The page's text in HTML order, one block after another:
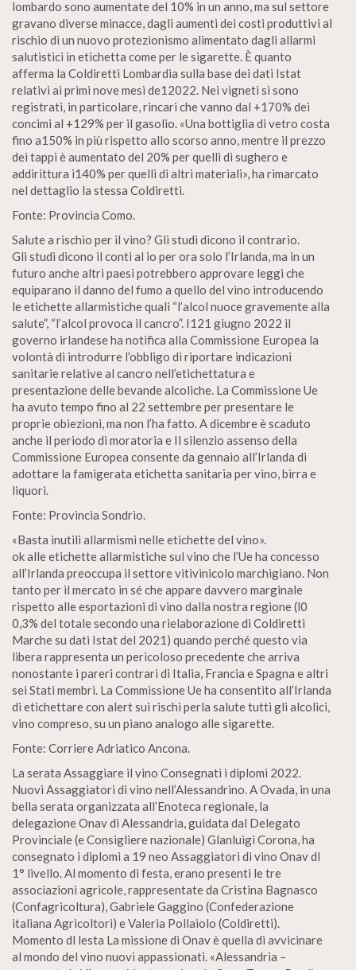
lombardo sono aumentate del 10% in un anno, ma sul settore
gravano diverse minacce, dagli aumenti dei costi produttivi al
rischio di un nuovo protezionismo alimentato dagli allarmi
salutistici in etichetta come per le sigarette. È quanto
afferma la Coldiretti Lombardia sulla base dei dati Istat
relativi ai primi nove mesi de12022. Nei vigneti si sono
registrati, in particolare, rincari che vanno dal +170% dei
concimi al +129% per il gasolio. «Una bottiglia di vetro costa
fino a150% in più rispetto allo scorso anno, mentre il prezzo
dei tappi è aumentato del 20% per quelli di sughero e
addirittura i140% per quelli di altri materiali», ha rimarcato
nel dettaglio la stessa Coldiretti.
Fonte: Provincia Como.
Salute a rischio per il vino? Gli studi dicono il contrario.
Gli studi dicono il conti al io per ora solo l’Irlanda, ma in un
futuro anche altri paesi potrebbero approvare leggi che
equiparano il danno del fumo a quello del vino introducendo
le etichette allarmistiche quali “l’alcol nuoce gravemente alla
salute”, “l’alcol provoca il cancro”. I121 giugno 2022 il
governo irlandese ha notifica alla Commissione Europea la
volontà di introdurre l’obbligo di riportare indicazioni
sanitarie relative al cancro nell’etichettatura e
presentazione delle bevande alcoliche. La Commissione Ue
ha avuto tempo fino al 22 settembre per presentare le
proprie obiezioni, ma non l’ha fatto. A dicembre è scaduto
anche il periodo di moratoria e Il silenzio assenso della
Commissione Europea consente da gennaio all’Irlanda di
adottare la famigerata etichetta sanitaria per vino, birra e
liquori.
Fonte: Provincia Sondrio.
«Basta inutili allarmismi nelle etichette del vino».
ok alle etichette allarmistiche sul vino che l’Ue ha concesso
all’Irlanda preoccupa il settore vitivinicolo marchigiano. Non
tanto per il mercato in sé che appare davvero marginale
rispetto alle esportazioni di vino dalla nostra regione (l0
0,3% del totale secondo una rielaborazione di Coldiretti
Marche su dati Istat del 2021) quando perché questo via
libera rappresenta un pericoloso precedente che arriva
nonostante i pareri contrari di Italia, Francia e Spagna e altri
sei Stati membri. La Commissione Ue ha consentito all’Irlanda
di etichettare con alert sui rischi perla salute tutti gli alcolici,
vino compreso, su un piano analogo alle sigarette.
Fonte: Corriere Adriatico Ancona.
La serata Assaggiare il vino Consegnati i diplomi 2022.
Nuovi Assaggiatori di vino nell’Alessandrino. A Ovada, in una
bella serata organizzata all’Enoteca regionale, la
delegazione Onav di Alessandria, guidata dal Delegato
Provinciale (e Consigliere nazionale) Glanluigi Corona, ha
consegnato i diplomi a 19 neo Assaggiatori di vino Onav dl
1° livello. Al momento di festa, erano presenti le tre
associazioni agricole, rappresentate da Cristina Bagnasco
(Confagricoltura), Gabriele Gaggino (Confederazione
italiana Agricoltori) e Valeria Pollaiolo (Coldiretti).
Momento dl lesta La missione di Onav è quella di avvicinare
al mondo del vino nuovi appassionati. «Alessandria –